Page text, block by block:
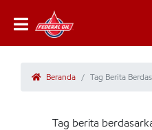
Beranda Tag Berita
Tag berita